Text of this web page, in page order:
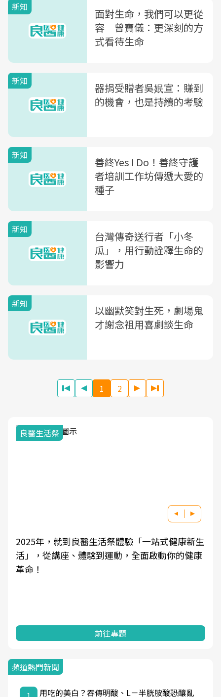
新知
面對生命，我們可以更從
容 曾寶儀：更深刻的方
式看待生命
新知
器捐受贈者吳姄宣：賺到
的機會，也是持續的考驗
新知
善終Yes I Do！善終守護
者培訓工作坊傳遞大愛的
種子
新知
台灣傳奇送行者「小冬
瓜」，用行動詮釋生命的
影響力
新知
以幽默笑對生死，劇場鬼
才謝念祖用喜劇談生命
1 2
我與健康韌性的距離
良醫健康網從「換季的身體變化」出發，透過醫
學觀點與日常感受的對話，建立對亞健康的認
知，進而引導實際的改善行動。
前往專題
頻道熱門新聞
用吃的美白？吞傳明酸、L－半胱胺酸恐釀亂